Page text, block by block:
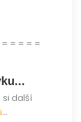
= = = =
další
...